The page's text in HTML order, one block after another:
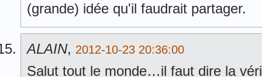
(grande) idée qu'il faudrait partager.
ALAIN, 2012-10-23 20:36:00
Salut tout le monde…il faut dire la